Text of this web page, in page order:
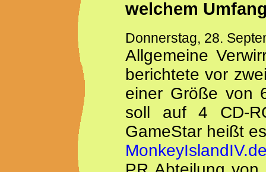
welchem
Donnerstag, 28.
Allgemeine
berichtete vor
einer Größe von
soll auf 4 CD-
GameStar heißt